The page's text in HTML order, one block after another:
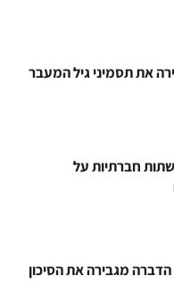
חברתיות על
מגבירה את הסיכון